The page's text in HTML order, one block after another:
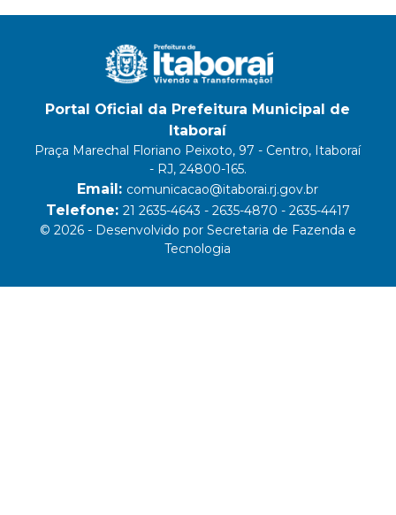
Portal Oficial da Prefeitura Municipal de
Itaboraí
Praça Marechal Floriano Peixoto, 97 - Centro, Itaboraí
- RJ, 24800-165.
Email: comunicacao@itaborai.rj.gov.br
Telefone: 21 2635-4643 - 2635-4870 - 2635-4417
© 2026 - Desenvolvido por Secretaria de Fazenda e
Tecnologia